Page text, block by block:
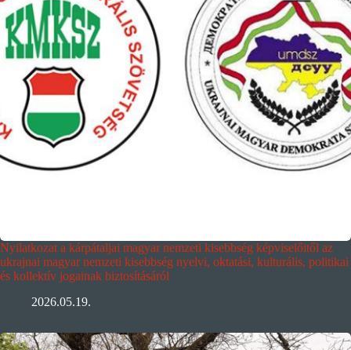
Nyilatkozat a kárpátaljai magyar nemzeti kisebbség képviselőitől az
ukrajnai magyar nemzeti kisebbség nyelvi, oktatási, kulturális, politikai
és kollektív jogainak biztosításáról
2026.05.19.